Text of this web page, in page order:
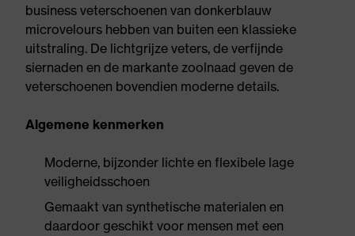
business veterschoenen van donkerblauw
microvelours hebben van buiten een klassieke
uitstraling. De lichtgrijze veters, de verfijnde
siernaden en de markante zoolnaad geven de
veterschoenen bovendien moderne details.
Algemene kenmerken
Moderne, bijzonder lichte en flexibele lage
veiligheidsschoen
Gemaakt van synthetische materialen en
daardoor geschikt voor mensen met een